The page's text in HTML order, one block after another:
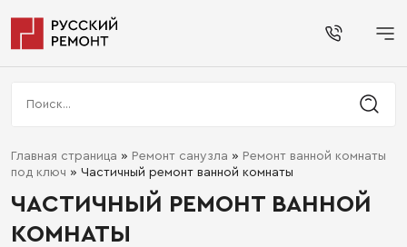
Главная страница » Ремонт санузла » Ремонт ванной комнаты
под ключ » Частичный ремонт ванной комнаты
ЧАСТИЧНЫЙ РЕМОНТ ВАННОЙ
КОМНАТЫ